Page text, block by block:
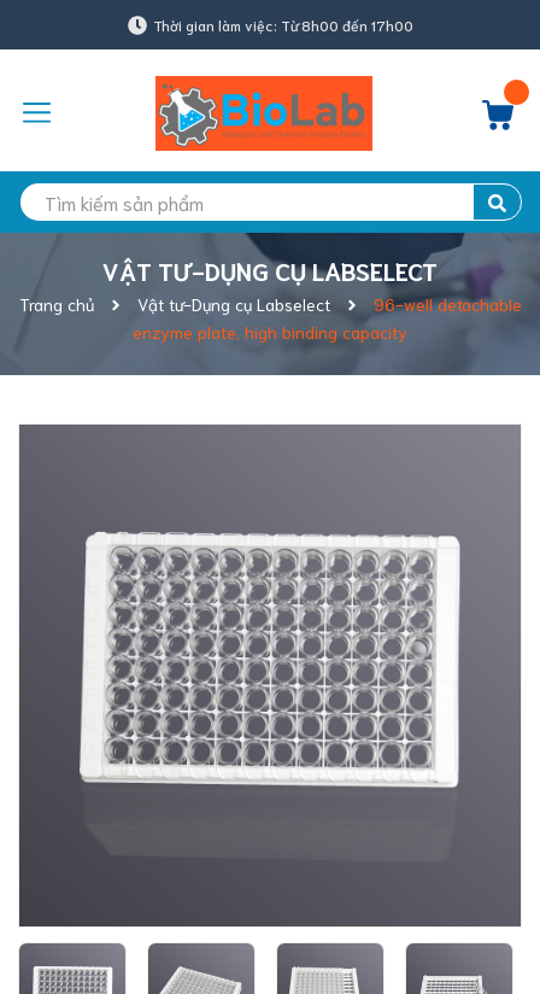
Thời gian làm việc: Từ 8h00 đến 17h00
VẬT TƯ-DỤNG CỤ LABSELECT
Trang chủ Vật tư-Dụng cụ Labselect
96-well detachable
enzyme plate, high binding capacity